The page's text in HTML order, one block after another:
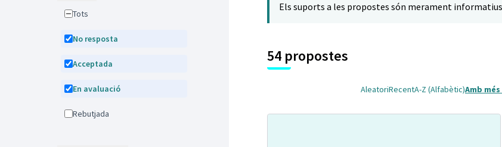
Tots
No resposta
Acceptada
En avaluació
Rebutjada
Els suports a les propostes són merament informatius
54 propostes
AleatoriRecentA-Z (Alfabètic)Amb